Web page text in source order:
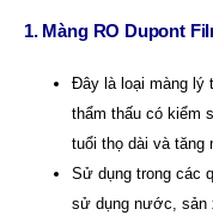
1. Màng RO Dupont
Đây là loại màng lý
thẩm thấu có kiểm
tuổi thọ dài và tăng
Sử dụng trong các
sử dụng nước, sản